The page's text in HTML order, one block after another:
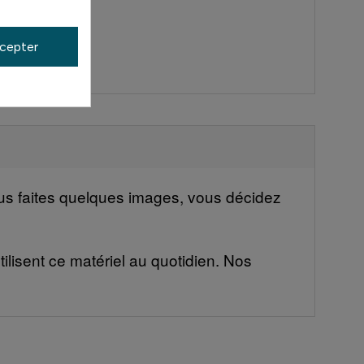
faites quelques images, vous décidez
ce matériel au quotidien. Nos